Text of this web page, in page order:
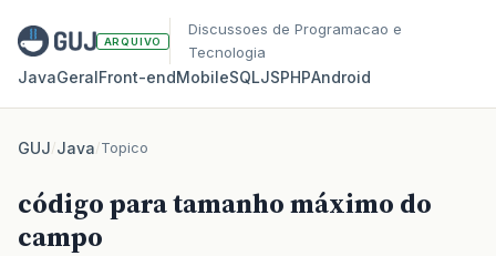
ARQUIVO
Discussoes de Programacao e
Tecnologia
JavaGeralFront‑endMobileSQLJSPHPAndroid
GUJ/Java/Topico
código para tamanho máximo do
campo